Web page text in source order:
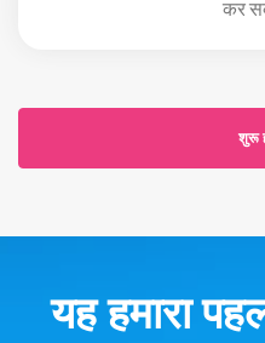
कर
शुरू
यह हमारा